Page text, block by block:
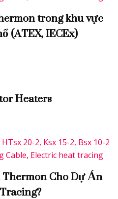
trong khu vực
(ATEX, IECEx)
Heaters
Thermon Cho Dự Án